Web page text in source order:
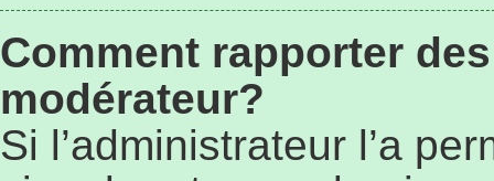
Comment rapporter
modérateur?
Si l’administrateur l’a